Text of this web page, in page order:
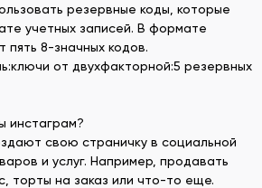
резервные коды, которые
учетных записей. В формате
пять 8-значных кодов.
от двухфакторной:5 резервных
инстаграм?
свою страничку в социальной
и услуг. Например, продавать
торты на заказ или что-то еще.